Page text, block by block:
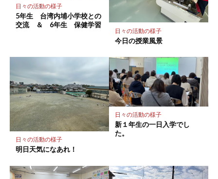
存
日々の活動の様子
5年生 台湾内埔小学校との
交流 ＆ 6年生 保健学習
日々の活動の様子
今日の授業風景
日々の活動の様子
明日天気になあれ！
日々の活動の様子
新１年生の一日入学でし
た。